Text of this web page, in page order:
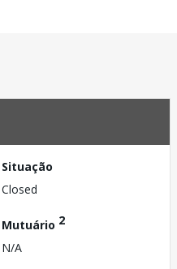
Situação
Closed
Mutuário 2
N/A